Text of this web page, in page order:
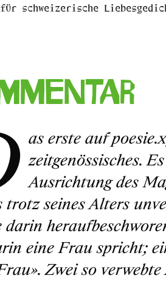
für schweizerische
as erste auf
zeitgenössisches.
Ausrichtung des
trotz seines Alters
darin
eine Frau spricht;
Zwei so